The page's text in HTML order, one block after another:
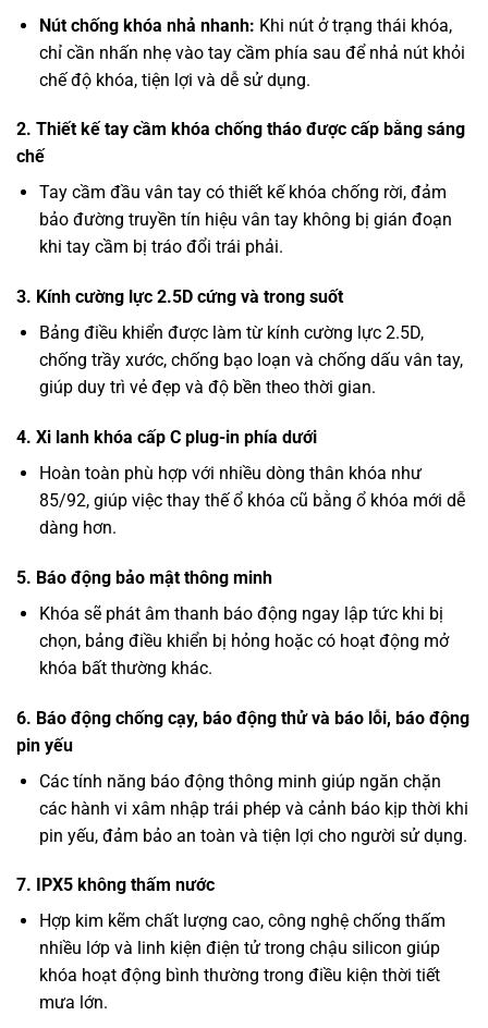
Nút chống khóa nhả nhanh: Khi nút ở trạng thái khóa,
chỉ cần nhấn nhẹ vào tay cầm phía sau để nhả nút khỏi
chế độ khóa, tiện lợi và dễ sử dụng.
2. Thiết kế tay cầm khóa chống tháo được cấp bằng sáng
chế
Tay cầm đầu vân tay có thiết kế khóa chống rời, đảm
bảo đường truyền tín hiệu vân tay không bị gián đoạn
khi tay cầm bị tráo đổi trái phải.
3. Kính cường lực 2.5D cứng và trong suốt
Bảng điều khiển được làm từ kính cường lực 2.5D,
chống trầy xước, chống bạo loạn và chống dấu vân tay,
giúp duy trì vẻ đẹp và độ bền theo thời gian.
4. Xi lanh khóa cấp C plug-in phía dưới
Hoàn toàn phù hợp với nhiều dòng thân khóa như
85/92, giúp việc thay thế ổ khóa cũ bằng ổ khóa mới dễ
dàng hơn.
5. Báo động bảo mật thông minh
Khóa sẽ phát âm thanh báo động ngay lập tức khi bị
chọn, bảng điều khiển bị hỏng hoặc có hoạt động mở
khóa bất thường khác.
6. Báo động chống cạy, báo động thử và báo lỗi, báo động
pin yếu
Các tính năng báo động thông minh giúp ngăn chặn
các hành vi xâm nhập trái phép và cảnh báo kịp thời khi
pin yếu, đảm bảo an toàn và tiện lợi cho người sử dụng.
7. IPX5 không thấm nước
Hợp kim kẽm chất lượng cao, công nghệ chống thấm
nhiều lớp và linh kiện điện tử trong chậu silicon giúp
khóa hoạt động bình thường trong điều kiện thời tiết
mưa lớn.